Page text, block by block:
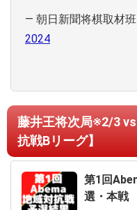
— 朝日新聞将棋取材班
2024
藤井王将次局※2/3
抗戦Bリーグ】
第1回
選・本戦